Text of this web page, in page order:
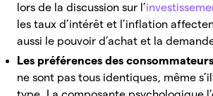
lors de la discussion sur l’
les taux d’intérêt et l’inflation
aussi le pouvoir d’achat et la
Les préférences des consommateurs
ne sont pas tous identiques, même